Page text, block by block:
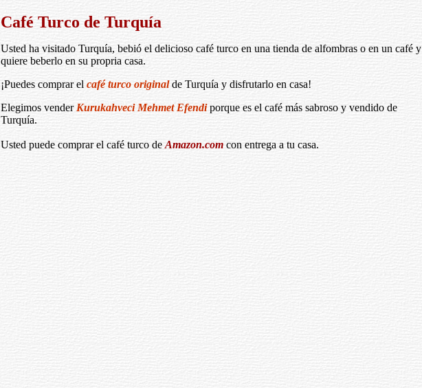
Café Turco de Turquía
Usted ha visitado Turquía, bebió el delicioso café turco en una tienda de alfombras o en un café y
quiere beberlo en su propria casa.
¡Puedes comprar el café turco originalde Turquía y disfrutarlo en casa!
Elegimos vender Kurukahveci Mehmet Efendiporque es el café más sabroso y vendido de
Turquía.
Usted puede comprar el café turco de Amazon.com con entrega a tu casa.